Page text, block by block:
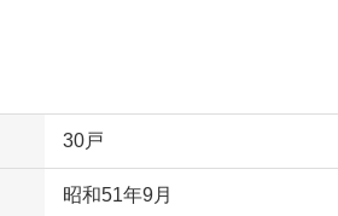
30戸
昭和51年9月